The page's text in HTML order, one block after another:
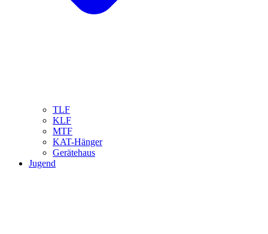
TLF
KLF
MTF
KAT-Hänger
Gerätehaus
Jugend